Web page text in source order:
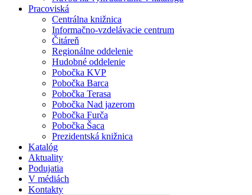
Pracoviská
Centrálna knižnica
Informačno-vzdelávacie centrum
Čitáreň
Regionálne oddelenie
Hudobné oddelenie
Pobočka KVP
Pobočka Barca
Pobočka Terasa
Pobočka Nad jazerom
Pobočka Furča
Pobočka Šaca
Prezidentská knižnica
Katalóg
Aktuality
Podujatia
V médiách
Kontakty